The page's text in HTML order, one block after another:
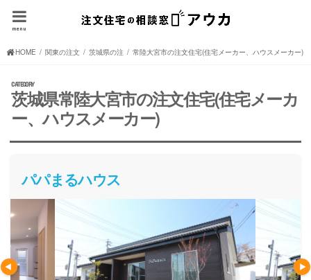
menu
HOME 関東の注文住宅(住宅メーカー、ハウスメーカー)
茨城県の注文住宅(住宅メーカー、ハウスメーカー)
常陸大宮市の注文住宅(住宅メーカー、ハウスメーカー)
茨城県常陸大宮市の注文住宅(住宅メーカ
ー、ハウスメーカー)
パパまるハウス